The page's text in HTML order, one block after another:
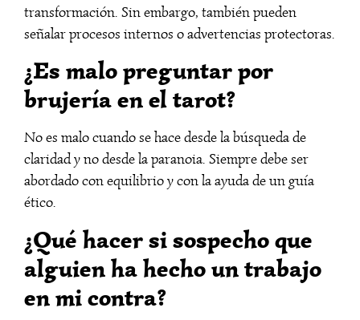
transformación. Sin embargo, también pueden
señalar procesos internos o advertencias protectoras.
¿Es malo preguntar por
brujería en el tarot?
No es malo cuando se hace desde la búsqueda de
claridad y no desde la paranoia. Siempre debe ser
abordado con equilibrio y con la ayuda de un guía
ético.
¿Qué hacer si sospecho que
alguien ha hecho un trabajo
en mi contra?